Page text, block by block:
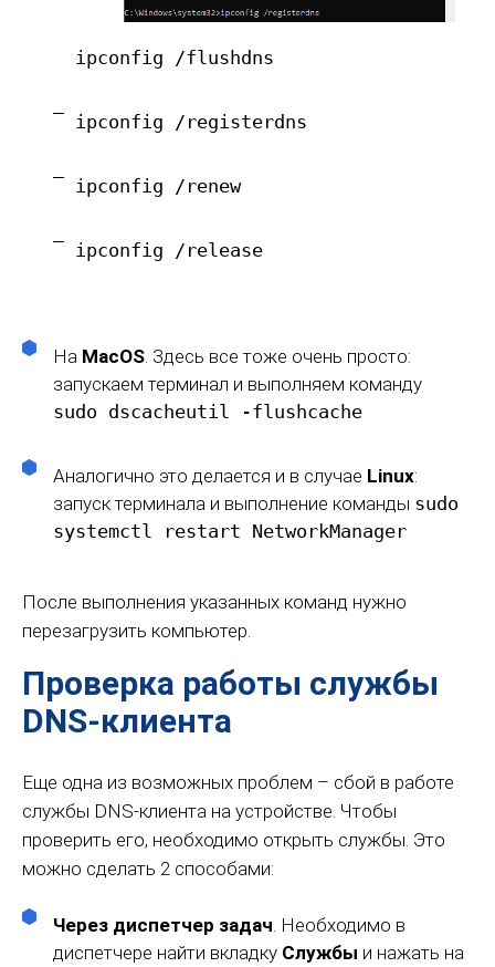
ipconfig /flushdns
ipconfig /registerdns
ipconfig /renew
ipconfig /release
На MacOS . Здесь все тоже очень просто:
запускаем терминал и выполняем команду
sudo dscacheutil -flushcache
Аналогично это делается и в случае Linux:
запуск терминала и выполнение команды sudo
systemctl restart NetworkManager
После выполнения указанных команд нужно
перезагрузить компьютер.
Проверка работы службы
DNS-клиента
Еще одна из возможных проблем – сбой в работе
службы DNS-клиента на устройстве. Чтобы
проверить его, необходимо открыть службы. Это
можно сделать 2 способами:
Через диспетчер задач . Необходимо в
диспетчере найти вкладку Службы и нажать на